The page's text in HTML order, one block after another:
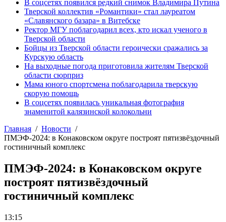
В соцсетях появился редкий снимок Владимира Путина
Тверской коллектив «Романтики» стал лауреатом
«Славянского базара» в Витебске
Ректор МГУ поблагодарил всех, кто искал ученого в
Тверской области
Бойцы из Тверской области героически сражались за
Курскую область
На выходные погода приготовила жителям Тверской
области сюрприз
Мама юного спортсмена поблагодарила тверскую
скорую помощь
В соцсетях появилась уникальная фотография
знаменитой калязинской колокольни
Главная
Новости
ПМЭФ-2024: в Конаковском округе построят пятизвёздочный
гостиничный комплекс
ПМЭФ-2024: в Конаковском округе
построят пятизвёздочный
гостиничный комплекс
13:15